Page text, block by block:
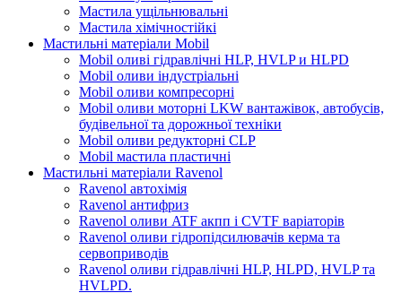
Мастила ущільнювальні
Мастила хімічностійкі
Мастильні матеріали Mobil
Mobil оливі гідравлічні HLP, HVLP и HLPD
Mobil оливи індустріальні
Mobil оливи компресорні
Mobil оливи моторні LKW вантажівок, автобусів,
будівельної та дорожньої техніки
Mobil оливи редукторні CLP
Mobil мастила пластичні
Мастильні матеріали Ravenol
Ravenol автохімія
Ravenol антифриз
Ravenol оливи ATF акпп і CVTF варіаторів
Ravenol оливи гідропідсилювачів керма та
сервоприводів
Ravenol оливи гідравлічні HLP, HLPD, HVLP та
HVLPD.